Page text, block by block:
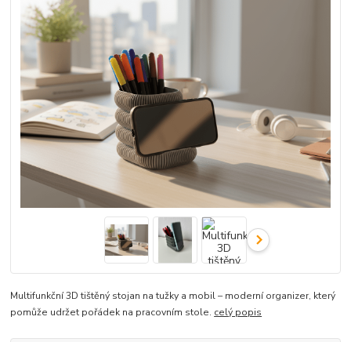
Multifunkční 3D tištěný stojan na tužky a mobil – moderní organizer, který
pomůže udržet pořádek na pracovním stole. celý popis